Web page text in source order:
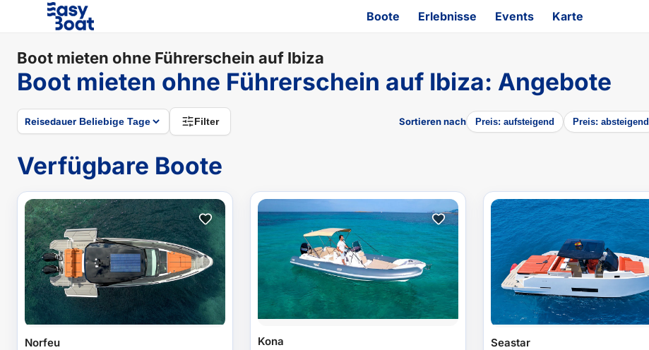
Boote Erlebnisse Events Karte
Boot mieten ohne Führerschein auf Ibiza
Boot mieten ohne Führerschein auf Ibiza: Angebote
Reisedauer Filter Sortieren nach Preis: aufsteigend Preis: absteigend
Verfügbare Boote
Norfeu Kona Seastar